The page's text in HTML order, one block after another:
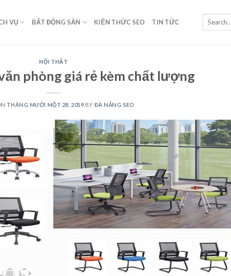
VỤ BẤT ĐỘNG SẢN KIẾN THỨC SEO TIN TỨC
NỘI THẤT
phòng giá rẻ kèm chất lượng
THÁNG MƯỜI MỘT 28, 2019 BY ĐÀ NẴNG SEO